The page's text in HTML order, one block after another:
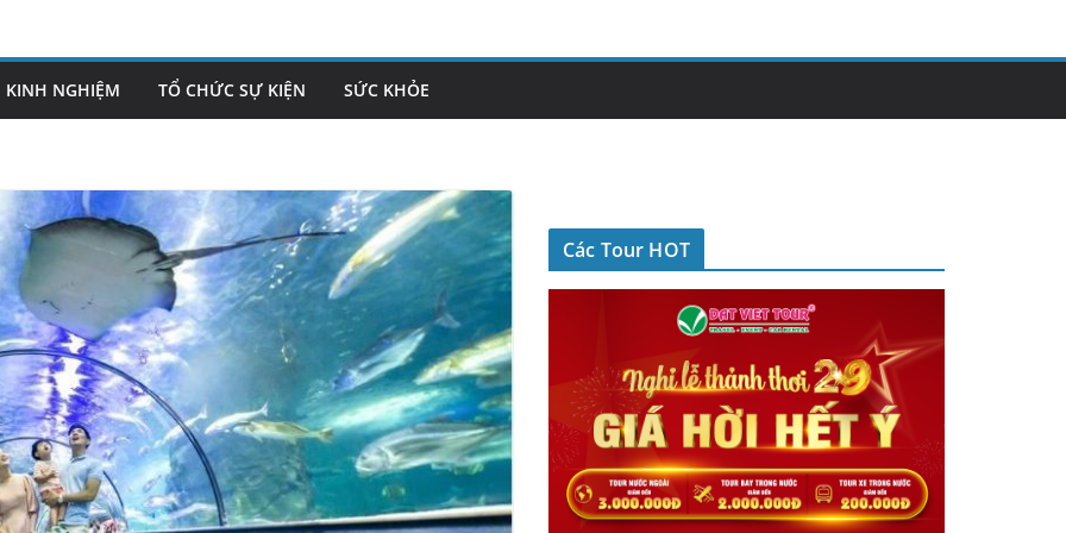
KINH NGHIỆM TỔ CHỨC SỰ KIỆN SỨC KHỎE
Các Tour HOT